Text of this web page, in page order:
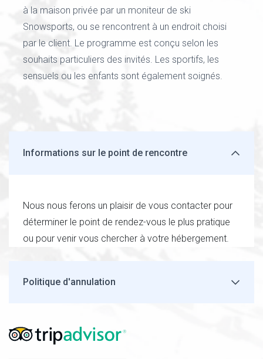
à la maison privée par un moniteur de ski
Snowsports, ou se rencontrent à un endroit choisi
par le client. Le programme est conçu selon les
souhaits particuliers des invités. Les sportifs, les
sensuels ou les enfants sont également soignés.
Informations sur le point de rencontre
Nous nous ferons un plaisir de vous contacter pour
déterminer le point de rendez-vous le plus pratique
ou pour venir vous chercher à votre hébergement.
Politique d'annulation